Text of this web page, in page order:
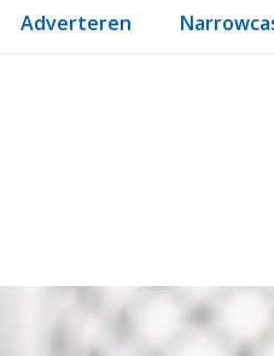
Adverteren